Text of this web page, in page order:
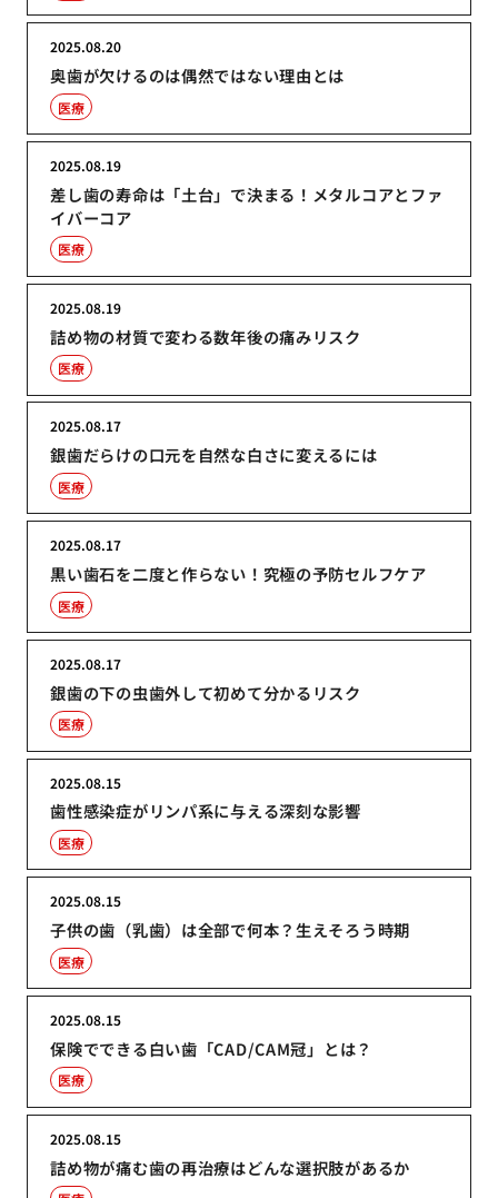
奥歯が欠けるのは偶然ではない理由とは
2025.08.20
医療
差し歯の寿命は「土台」で決まる！メタルコアとファ
イバーコア
2025.08.19
医療
詰め物の材質で変わる数年後の痛みリスク
2025.08.19
医療
銀歯だらけの口元を自然な白さに変えるには
2025.08.17
医療
黒い歯石を二度と作らない！究極の予防セルフケア
2025.08.17
医療
銀歯の下の虫歯外して初めて分かるリスク
2025.08.17
医療
歯性感染症がリンパ系に与える深刻な影響
2025.08.15
医療
子供の歯（乳歯）は全部で何本？生えそろう時期
2025.08.15
医療
保険でできる白い歯「CAD/CAM冠」とは？
2025.08.15
医療
詰め物が痛む歯の再治療はどんな選択肢があるか
2025.08.15